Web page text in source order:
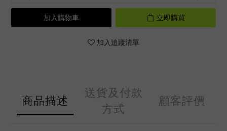
加入購物車 立即購買
加入追蹤清單
商品描述
送貨及付款
方式
顧客評價